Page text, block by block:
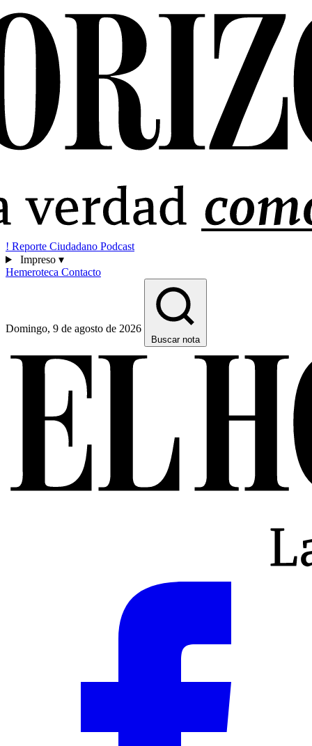
! Reporte Ciudadano Podcast
Impreso ▾
Hemeroteca Contacto
Domingo, 9 de agosto de 2026
Buscar nota